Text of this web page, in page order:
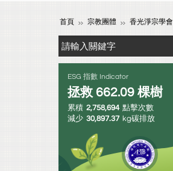
首頁 宗教團體 香光淨宗學會
ESG 指數 Indicator
拯救 662.09 棵樹
累積 2,758,694 點擊次數
減少 30,897.37 kg碳排放